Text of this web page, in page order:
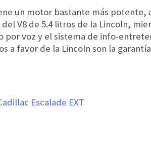
un motor bastante más potente,
V8 de 5.4 litros de la Lincoln,
voz y el sistema de info-
a favor de la Lincoln son la
Escalade EXT